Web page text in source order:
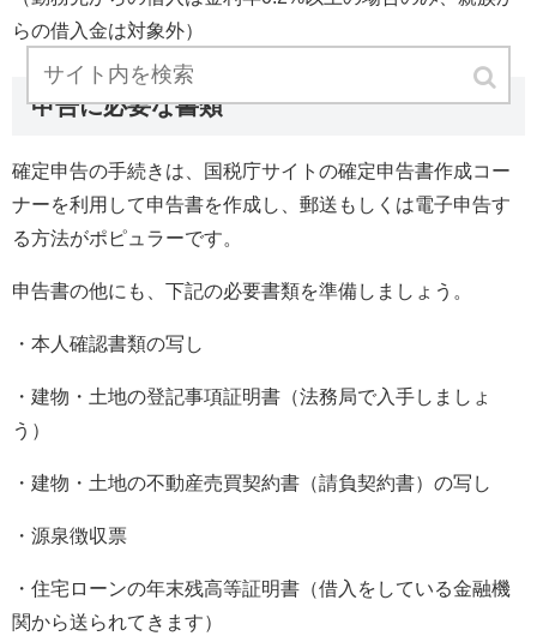
らの借入金は対象外）
申告に必要な書類
確定申告の手続きは、国税庁サイトの確定申告書作成コー
ナーを利用して申告書を作成し、郵送もしくは電子申告す
る方法がポピュラーです。
申告書の他にも、下記の必要書類を準備しましょう。
・本人確認書類の写し
・建物・土地の登記事項証明書（法務局で入手しましょ
う）
・建物・土地の不動産売買契約書（請負契約書）の写し
・源泉徴収票
・住宅ローンの年末残高等証明書（借入をしている金融機
関から送られてきます）